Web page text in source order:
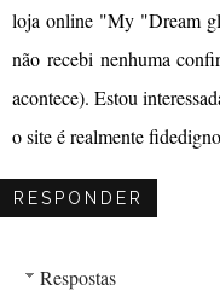
loja online "My "Dream
não recebi nenhuma
acontece). Estou
o site é realmente
RESPONDER
Respostas